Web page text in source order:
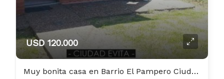
USD 120.000
Muy bonita casa en Barrio El Pampero Ciudad Evita